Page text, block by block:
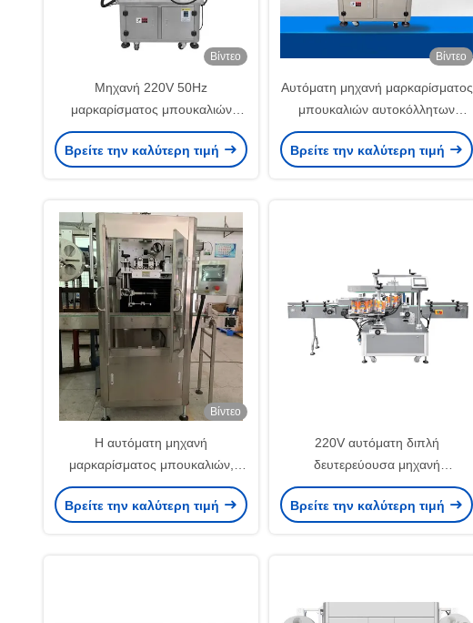
Βίντεο
Μηχανή 220V 50Hz
μαρκαρίσματος μπουκαλιών
υψηλής ακρίβειας για τη
βιομηχανία ποτών τροφίμων
Βρείτε την καλύτερη τιμή
Βίντεο
Αυτόματη μηχανή μαρκαρίσματος
μπουκαλιών αυτοκόλλητων
ετικεττών για τα τετραγωνικά
στρογγυλά μπουκάλια μπύρας
Βρείτε την καλύτερη τιμή
Βίντεο
Η αυτόματη μηχανή
μαρκαρίσματος μπουκαλιών,
συρρικνώνεται το μανίκι Labeler
για το μπουκάλι 5 γαλονιού
Βρείτε την καλύτερη τιμή
220V αυτόματη διπλή
δευτερεύουσα μηχανή
μαρκαρίσματος αυτοκόλλητων
ετικεττών με 25m/ελάχιστη
Βρείτε την καλύτερη τιμή